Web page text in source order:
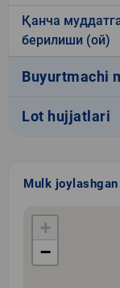
Қанча
берилиши (ой)
Buyurtmachi
Lot hujjatlari
Mulk joylashgan
+
−